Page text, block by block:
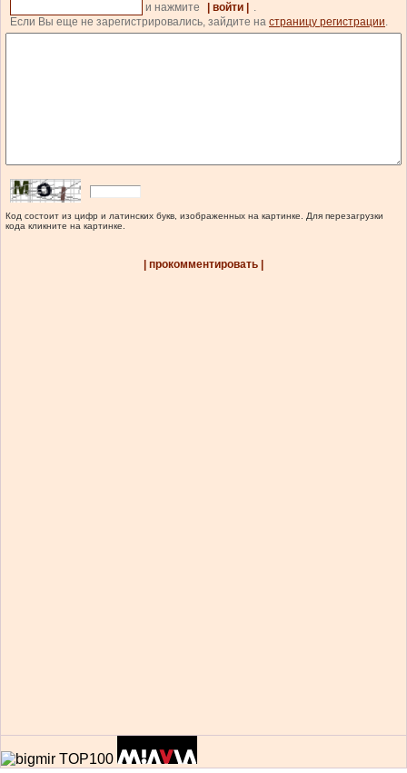
и нажмите
| войти |
.
Если Вы еще не зарегистрировались, зайдите на страницу регистрации.
Код состоит из цифр и латинских букв, изображенных на картинке. Для перезагрузки
кода кликните на картинке.
| прокомментировать |